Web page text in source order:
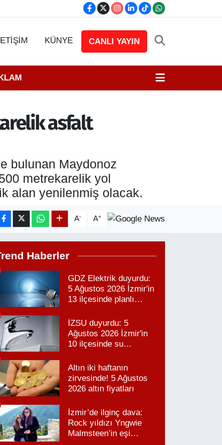
KÜNYE CANLI YAYIN
asfalt
bulunan Maydonoz
metrekarelik yol
alan yenilenmiş olacak.
A- A+
Haberler
GDZ Elektrik duyurdu:
5 Ağustos 2026 İzmir'in
13 ilçesinde planlı
İZSU duyurdu: 5
Ağustos 2026 İzmir'in
10 ilçesinde su
Altın iki haftanın
zirvesinde! 5 Ağustos
2026 altın fiyatları
İzmir’de ilginç dava:
Rock yıldızı Yngwie
Malmsteen’in eşi